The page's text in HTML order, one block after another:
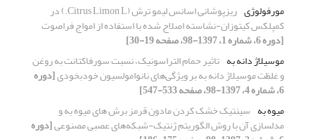
مورفولوژی
ریزپوشانی اسانس لیمو ترش (Citrus Limon L.) در
کمپلکس کیتوزان-نشاسته اصلاح شده با استفاده از امواج فراصوت
[دوره 6، شماره 1، 1397-98، صفحه 19-30]
موسیلاژ دانه به تاثیر حمام التراسونیک، نسبت سورفاکتانت به روغن
و غلظت موسیلاژ دانه به بر ویژگی‌های نانوامولسیون خودبخودی[دوره
6، شماره 4، 1397-98، صفحه 533-547]
میوه به سینتیک خشک کردن مادون قرمز برش های میوه به و
مدلسازی آن با روش الگوریتم ژنتیک-شبکه‌های عصبی مصنوعی[دوره